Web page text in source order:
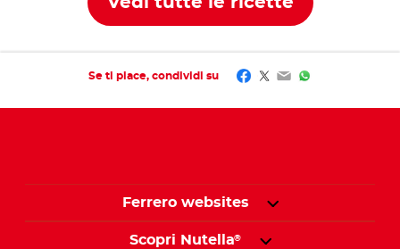
Se ti piace, condividi su Facebook
Twitter
EmailWhatsApp
Ferrero websites
Scopri Nutella®